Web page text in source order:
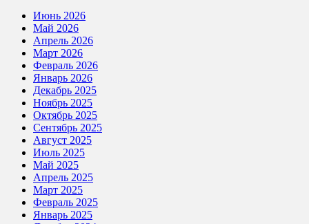
Июнь 2026
Май 2026
Апрель 2026
Март 2026
Февраль 2026
Январь 2026
Декабрь 2025
Ноябрь 2025
Октябрь 2025
Сентябрь 2025
Август 2025
Июль 2025
Май 2025
Апрель 2025
Март 2025
Февраль 2025
Январь 2025